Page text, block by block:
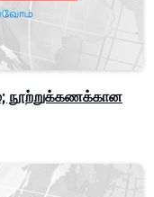
நூற்றுக்கணக்கான